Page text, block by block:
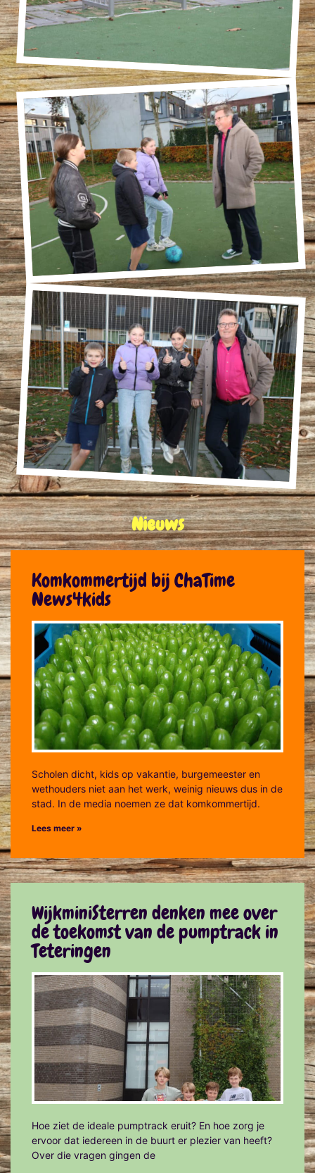
Nieuws
Komkommertijd bij ChaTime
News4kids
Scholen dicht, kids op vakantie, burgemeester en
wethouders niet aan het werk, weinig nieuws dus in de
stad. In de media noemen ze dat komkommertijd.
Lees meer »
WijkminiSterren denken mee over
de toekomst van de pumptrack in
Teteringen
Hoe ziet de ideale pumptrack eruit? En hoe zorg je
ervoor dat iedereen in de buurt er plezier van heeft?
Over die vragen gingen de